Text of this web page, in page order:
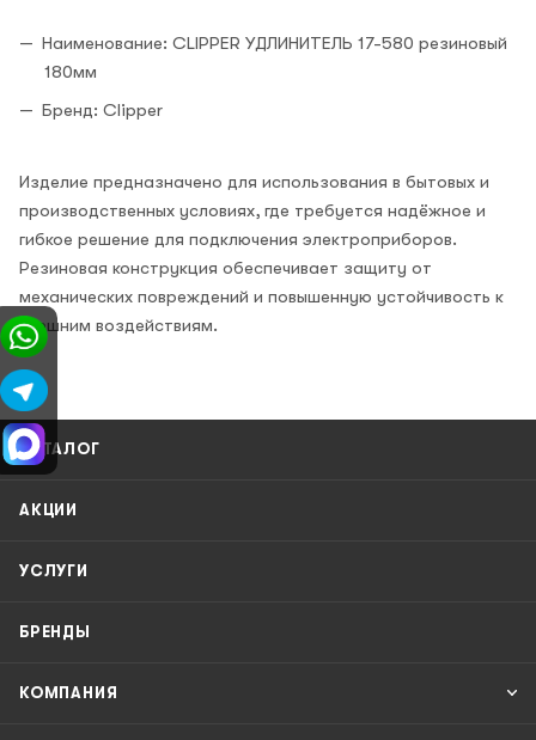
Наименование: CLIPPER УДЛИНИТЕЛЬ 17-580 резиновый
180мм
Бренд: Clipper
Изделие предназначено для использования в бытовых и
производственных условиях, где требуется надёжное и
гибкое решение для подключения электроприборов.
Резиновая конструкция обеспечивает защиту от
механических повреждений и повышенную устойчивость к
внешним воздействиям.
КАТАЛОГ
АКЦИИ
УСЛУГИ
БРЕНДЫ
КОМПАНИЯ